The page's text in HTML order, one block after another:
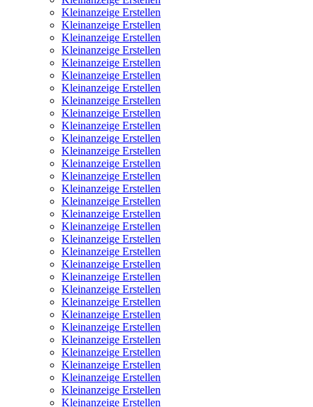
Kleinanzeige Erstellen
Kleinanzeige Erstellen
Kleinanzeige Erstellen
Kleinanzeige Erstellen
Kleinanzeige Erstellen
Kleinanzeige Erstellen
Kleinanzeige Erstellen
Kleinanzeige Erstellen
Kleinanzeige Erstellen
Kleinanzeige Erstellen
Kleinanzeige Erstellen
Kleinanzeige Erstellen
Kleinanzeige Erstellen
Kleinanzeige Erstellen
Kleinanzeige Erstellen
Kleinanzeige Erstellen
Kleinanzeige Erstellen
Kleinanzeige Erstellen
Kleinanzeige Erstellen
Kleinanzeige Erstellen
Kleinanzeige Erstellen
Kleinanzeige Erstellen
Kleinanzeige Erstellen
Kleinanzeige Erstellen
Kleinanzeige Erstellen
Kleinanzeige Erstellen
Kleinanzeige Erstellen
Kleinanzeige Erstellen
Kleinanzeige Erstellen
Kleinanzeige Erstellen
Kleinanzeige Erstellen
Kleinanzeige Erstellen